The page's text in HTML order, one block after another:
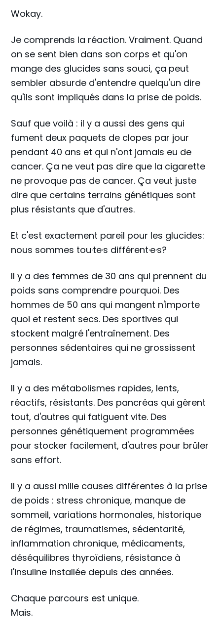
Wokay.
Je comprends la réaction. Vraiment. Quand
on se sent bien dans son corps et qu'on
mange des glucides sans souci, ça peut
sembler absurde d'entendre quelqu'un dire
qu'ils sont impliqués dans la prise de poids.
Sauf que voilà : il y a aussi des gens qui
fument deux paquets de clopes par jour
pendant 40 ans et qui n'ont jamais eu de
cancer. Ça ne veut pas dire que la cigarette
ne provoque pas de cancer. Ça veut juste
dire que certains terrains génétiques sont
plus résistants que d'autres.
Et c'est exactement pareil pour les glucides:
nous sommes tou·te·s différent·e·s?
Il y a des femmes de 30 ans qui prennent du
poids sans comprendre pourquoi. Des
hommes de 50 ans qui mangent n'importe
quoi et restent secs. Des sportives qui
stockent malgré l'entraînement. Des
personnes sédentaires qui ne grossissent
jamais.
Il y a des métabolismes rapides, lents,
réactifs, résistants. Des pancréas qui gèrent
tout, d'autres qui fatiguent vite. Des
personnes génétiquement programmées
pour stocker facilement, d'autres pour brûler
sans effort.
Il y a aussi mille causes différentes à la prise
de poids : stress chronique, manque de
sommeil, variations hormonales, historique
de régimes, traumatismes, sédentarité,
inflammation chronique, médicaments,
déséquilibres thyroïdiens, résistance à
l'insuline installée depuis des années.
Chaque parcours est unique.
Mais.